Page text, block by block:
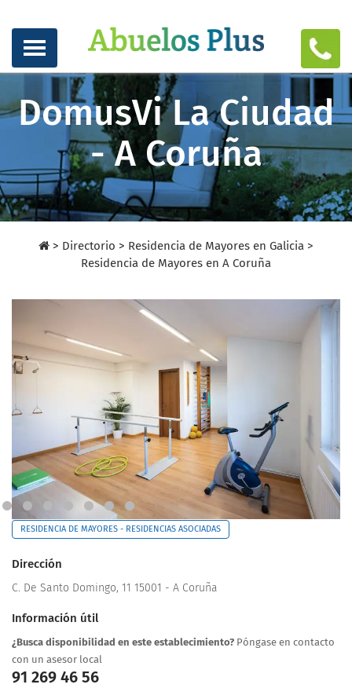
DomusVi La Ciudad
- A Coruña
> Directorio > Residencia de Mayores en Galicia >
Residencia de Mayores en A Coruña
RESIDENCIA DE MAYORES - RESIDENCIAS ASOCIADAS
Dirección
C. De Santo Domingo, 11 15001 - A Coruña
Información útil
¿Busca disponibilidad en este establecimiento? Póngase en contacto
con un asesor local
91 269 46 56